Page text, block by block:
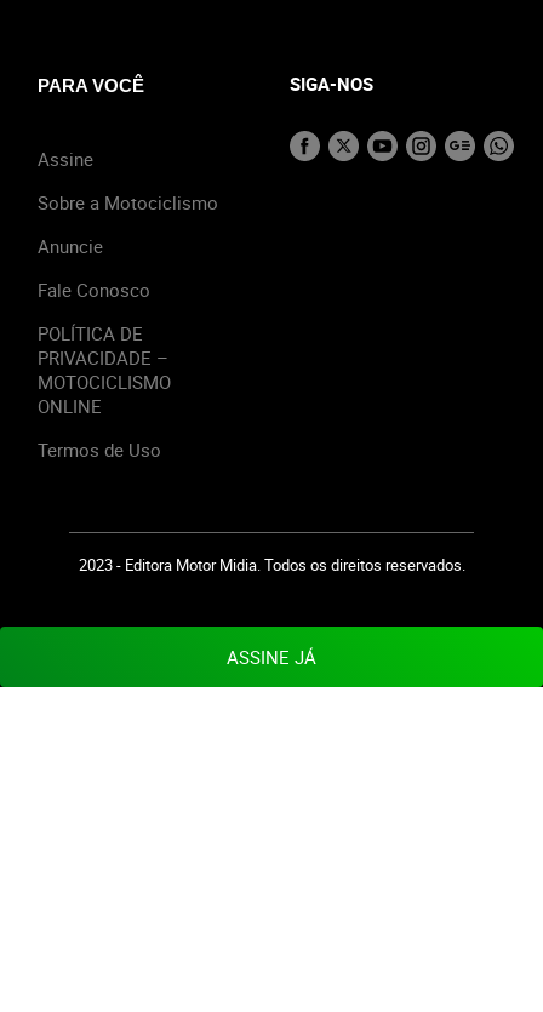
PARA VOCÊ
Assine
Sobre a Motociclismo
Anuncie
Fale Conosco
POLÍTICA DE
PRIVACIDADE –
MOTOCICLISMO
ONLINE
Termos de Uso
SIGA-NOS
2023 - Editora Motor Midia. Todos os direitos reservados.
ASSINE JÁ